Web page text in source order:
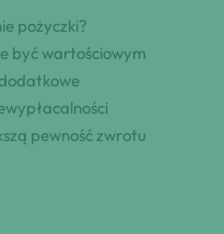
pożyczki?
być wartościowym
pewność zwrotu